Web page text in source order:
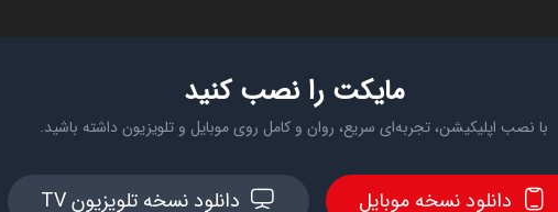
مایکت را نصب کنید
با نصب اپلیکیشن، تجربه‌ای سریع، روان و کامل روی موبایل و تلویزیون داشته باشید.
دانلود نسخه موبایل دانلود نسخه تلویزیون TV